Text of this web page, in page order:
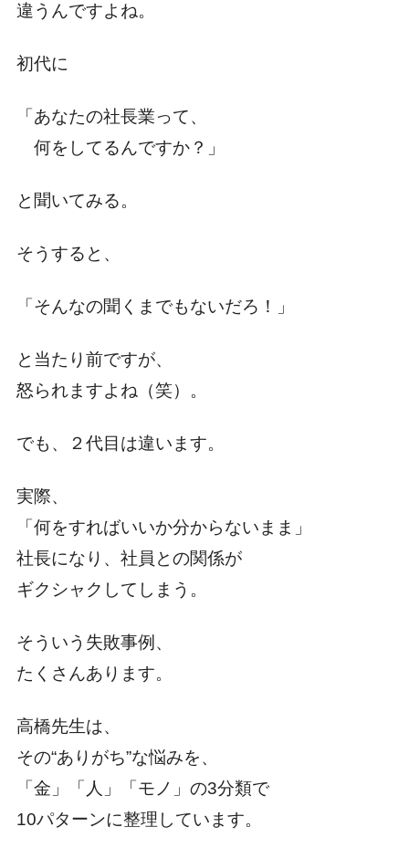
違うんですよね。
初代に
「あなたの社長業って、
何をしてるんですか？」
と聞いてみる。
そうすると、
「そんなの聞くまでもないだろ！」
と当たり前ですが、
怒られますよね（笑）。
でも、２代目は違います。
実際、
「何をすればいいか分からないまま」
社長になり、社員との関係が
ギクシャクしてしまう。
そういう失敗事例、
たくさんあります。
高橋先生は、
その“ありがち”な悩みを、
「金」「人」「モノ」の3分類で
10パターンに整理しています。